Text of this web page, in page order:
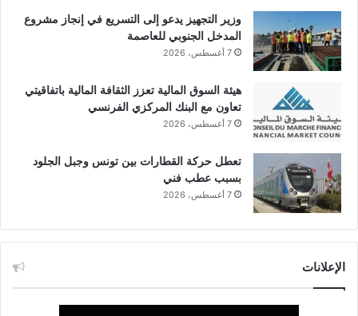
وزير التجهيز يدعو إلى التسريع في إنجاز مشروع
المدخل الجنوبي للعاصمة
7 أغسطس، 2026
هيئة السوق المالية تعزز الثقافة المالية باتفاقيتي
تعاون مع البنك المركزي الفرنسي
7 أغسطس، 2026
تعطل حركة القطارات بين تونس وجبل الجلود
بسبب عطب فني
7 أغسطس، 2026
الإعلانات